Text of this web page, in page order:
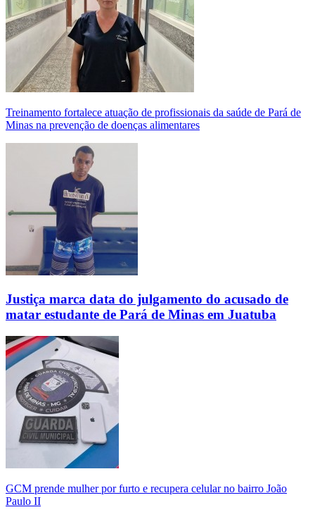
Treinamento fortalece atuação de profissionais da saúde de Pará de
Minas na prevenção de doenças alimentares
Justiça marca data do julgamento do acusado de
matar estudante de Pará de Minas em Juatuba
GCM prende mulher por furto e recupera celular no bairro João
Paulo II